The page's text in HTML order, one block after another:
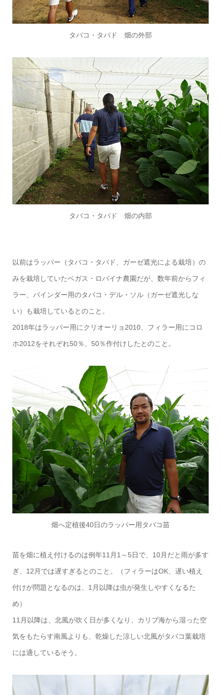
タバコ・タパド 畑の外部
タバコ・タパド 畑の内部
以前はラッパー（タバコ・タバド、ガーゼ遮光による栽培）の
みを栽培していたベガス・ロバイナ農園だが、数年前からフィ
ラー、バインダー用のタバコ・デル・ソル（ガーゼ遮光しな
い）も栽培しているとのこと。
2018年はラッパー用にクリオーリョ2010、フィラー用にコロ
ホ2012をそれぞれ50％、50％作付けしたとのこと。
畑へ定植後40日のラッパー用タバコ苗
苗を畑に植え付けるのは例年11月1～5日で、10月だと雨が多す
ぎ、12月では遅すぎるとのこと。（フィラーはOK、遅い植え
付けが問題となるのは、1月以降は虫が発生しやすくなるた
め）
11月以降は、北風が吹く日が多くなり、カリブ海から湿った空
気をもたらす南風よりも、乾燥した涼しい北風がタバコ葉栽培
には適しているそう。